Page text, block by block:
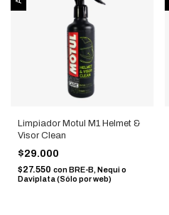
Limpiador Motul M1 Helmet &
Visor Clean
$29.000
$27.550 conBRE-B, Nequi o
Daviplata (Sólo por web)